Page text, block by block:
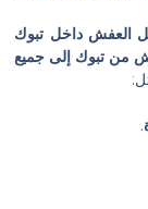
تبوك
جميع